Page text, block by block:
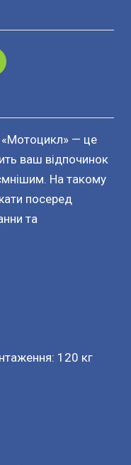
— це
ваш відпочинок
На такому
посеред
та
120 кг